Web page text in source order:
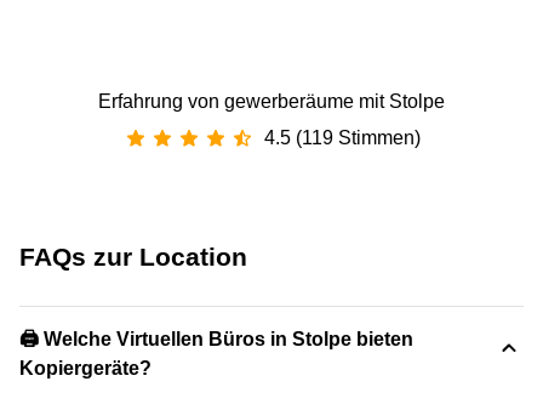
Erfahrung von gewerberäume mit Stolpe
4.5 (119 Stimmen)
FAQs zur Location
🖨️ Welche Virtuellen Büros in Stolpe bieten
Kopiergeräte?